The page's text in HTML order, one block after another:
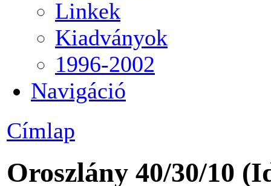
Linkek
Kiadványok
1996-2002
Navigáció
Címlap
Oroszlány 40/30/10